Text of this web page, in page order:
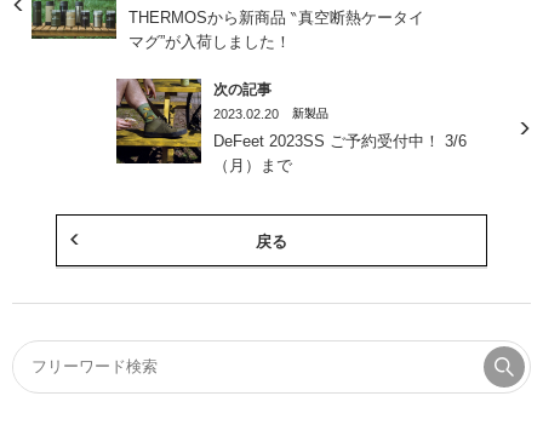
THERMOSから新商品 ‶真空断熱ケータイ
マグ”が入荷しました！
次の記事
2023.02.20 新製品
DeFeet 2023SS ご予約受付中！ 3/6
（月）まで
戻る